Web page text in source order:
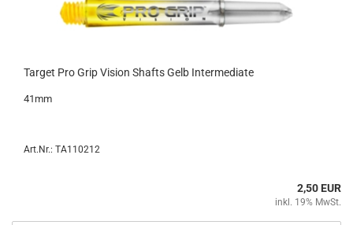
Tar­get Pro Grip Vi­si­on Shafts Gelb In­ter­me­di­a­te
41mm
Art.Nr.: TA110212
2,50 EUR
inkl. 19% MwSt.